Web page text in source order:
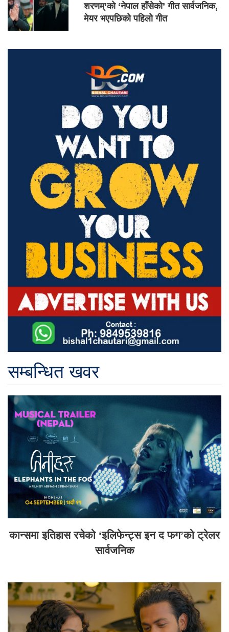
शरणम्’को ‘नेपाल हाँसेको’ गीत सार्वजनिक,
मेयर भएपछिको पहिलो गीत
सम्बन्धित खवर
कान्समा इतिहास रचेको ‘इलिफेन्ट्स इन द फग’को ट्रेलर
सार्वजनिक